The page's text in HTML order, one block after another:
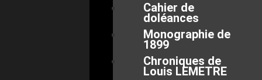
Cahier de
doléances
Monographie de
1899
Chroniques de
Louis LEMETRE